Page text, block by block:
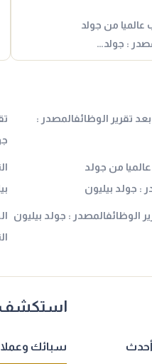
عالميا من جولد
تقرير الوظائفالمصدر :
من جولد
الوظائفالمصدر : جولد بيليون
استكشف
أحدث سبائك